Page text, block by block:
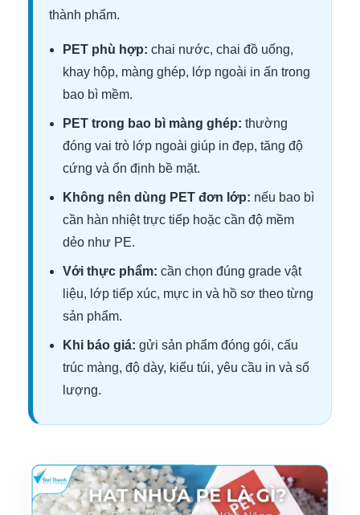
thành phẩm.
PET phù hợp: chai nước, chai đồ uống,
khay hộp, màng ghép, lớp ngoài in ấn trong
bao bì mềm.
PET trong bao bì màng ghép: thường
đóng vai trò lớp ngoài giúp in đẹp, tăng độ
cứng và ổn định bề mặt.
Không nên dùng PET đơn lớp: nếu bao bì
cần hàn nhiệt trực tiếp hoặc cần độ mềm
dẻo như PE.
Với thực phẩm: cần chọn đúng grade vật
liệu, lớp tiếp xúc, mực in và hồ sơ theo từng
sản phẩm.
Khi báo giá: gửi sản phẩm đóng gói, cấu
trúc màng, độ dày, kiểu túi, yêu cầu in và số
lượng.